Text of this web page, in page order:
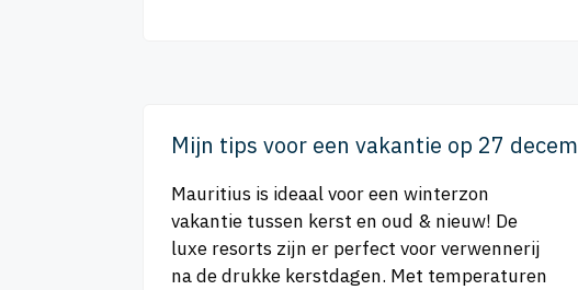
Mijn tips voor een vakantie op 27
Mauritius is ideaal voor een winterzon
vakantie tussen kerst en oud & nieuw! De
luxe resorts zijn er perfect voor verwennerij
na de drukke kerstdagen. Met temperaturen